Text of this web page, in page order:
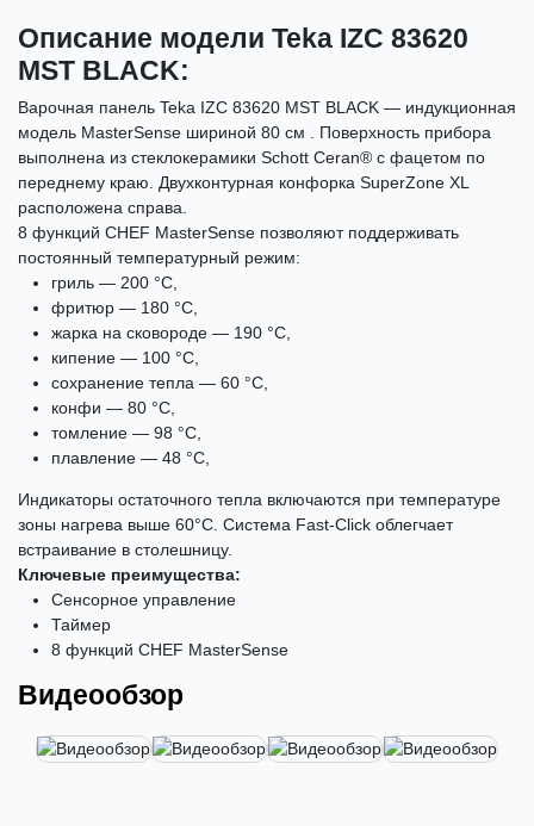
Описание модели Teka IZC 83620
MST BLACK:
Варочная панель Teka IZC 83620 MST BLACK — индукционная
модель MasterSense шириной 80 см . Поверхность прибора
выполнена из стеклокерамики Schott Ceran® с фацетом по
переднему краю. Двухконтурная конфорка SuperZone XL
расположена справа.
8 функций CHEF MasterSense позволяют поддерживать
постоянный температурный режим:
гриль — 200 °С,
фритюр — 180 °С,
жарка на сковороде — 190 °С,
кипение — 100 °С,
сохранение тепла — 60 °С,
конфи — 80 °С,
томление — 98 °С,
плавление — 48 °С,
Индикаторы остаточного тепла включаются при температуре
зоны нагрева выше 60°С. Система Fast-Click облегчает
встраивание в столешницу.
Ключевые преимущества:
Сенсорное управление
Таймер
8 функций CHEF MasterSense
Видеообзор